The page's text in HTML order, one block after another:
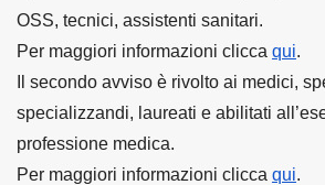
OSS, tecnici, assistenti sanitari.
Per maggiori informazioni clicca qui.
Il secondo avviso è rivolto ai medici,
specializzandi, laureati e abilitati
professione medica.
Per maggiori informazioni clicca qui.